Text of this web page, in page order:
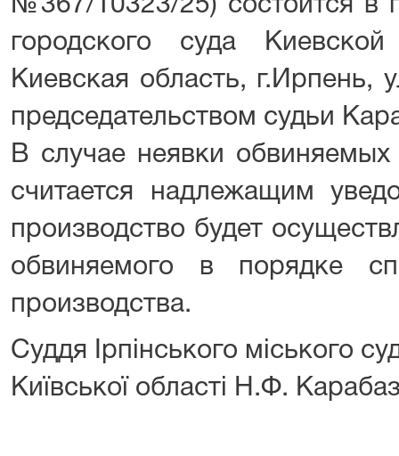
№367/10323/25) состоится в
городского суда
Киевская область, г.Ирпень,
председательством судьи
В случае неявки
считается надлежащим
производство будет
обвиняемого в порядке
производства.
Суддя Ірпінського міського
Київської області Н.Ф.